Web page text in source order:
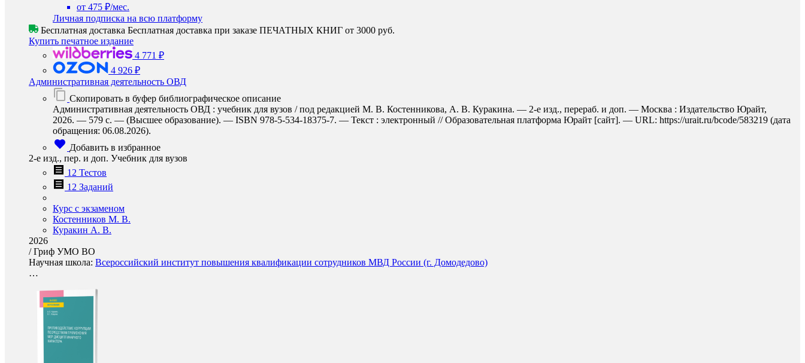
от 475 ₽/мес.
Личная подписка на всю платформу
Бесплатная доставка Бесплатная доставка при заказе ПЕЧАТНЫХ КНИГ от 3000 руб.
Купить печатное издание
4 771 ₽
4 926 ₽
Административная деятельность ОВД
Скопировать в буфер библиографическое описание
Административная деятельность ОВД : учебник для вузов / под редакцией М. В. Костенникова, А. В. Куракина. — 2-е изд., перераб. и доп. — Москва : Издательство Юрайт,
2026. — 579 с. — (Высшее образование). — ISBN 978-5-534-18375-7. — Текст : электронный // Образовательная платформа Юрайт [сайт]. — URL: https://urait.ru/bcode/583219 (дата
обращения: 06.08.2026).
Добавить в избранное
2-е изд., пер. и доп. Учебник для вузов
12 Тестов
12 Заданий
Курс с экзаменом
Костенников М. В.
Куракин А. В.
2026
/Гриф УМО ВО
Научная школа: Всероссийский институт повышения квалификации сотрудников МВД России (г. Домодедово)
…